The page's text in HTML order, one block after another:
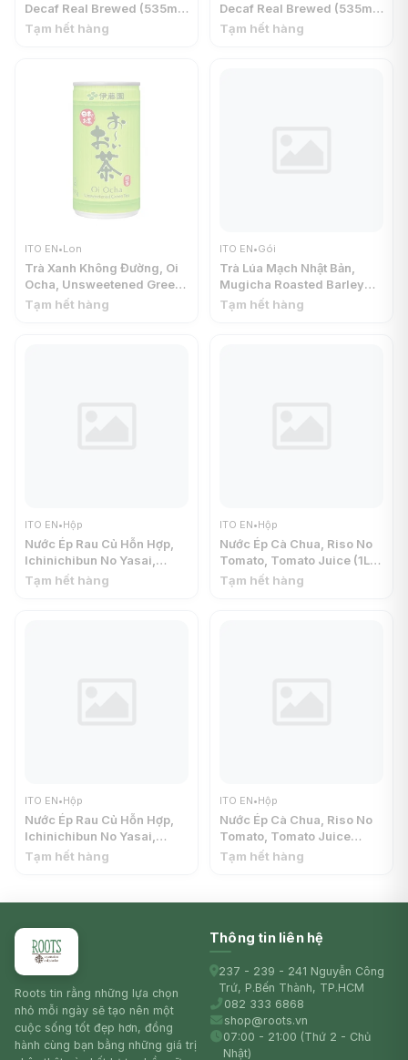
Decaf Real Brewed (535ml)
- ITO EN
Tạm hết hàng
Decaf Real Brewed (535ml)
- ITO EN
Tạm hết hàng
ITO EN•Lon
Trà Xanh Không Đường, Oi
Ocha, Unsweetened Green
Tea (190g) - ITO EN
Tạm hết hàng
ITO EN•Gói
Trà Lúa Mạch Nhật Bản,
Mugicha Roasted Barley
Tea, 54 Gói (432g) - ITO EN
Tạm hết hàng
ITO EN•Hộp
Nước Ép Rau Củ Hỗn Hợp,
Ichinichibun No Yasai,
Vegetable Juice (200ml) -
Tạm hết hàng
ITO EN•Hộp
Nước Ép Cà Chua, Riso No
Tomato, Tomato Juice (1L) -
ITO EN
Tạm hết hàng
ITO EN•Hộp
Nước Ép Rau Củ Hỗn Hợp,
Ichinichibun No Yasai,
Vegetable Juice (1L) - ITO
Tạm hết hàng
ITO EN•Hộp
Nước Ép Cà Chua, Riso No
Tomato, Tomato Juice
(200ml) - ITO EN
Tạm hết hàng
Roots tin rằng những lựa chọn
nhỏ mỗi ngày sẽ tạo nên một
cuộc sống tốt đẹp hơn, đồng
hành cùng bạn bằng những giá trị
Thông tin liên hệ
237 - 239 - 241 Nguyễn Công
Trứ, P.Bến Thành, TP.HCM
082 333 6868
shop@roots.vn
07:00 - 21:00 (Thứ 2 - Chủ
Nhật)